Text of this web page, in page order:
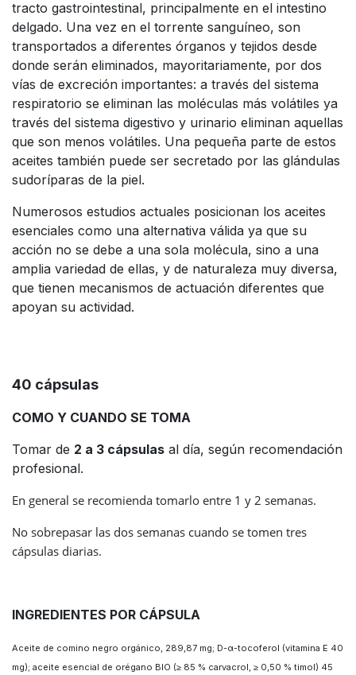
tracto gastrointestinal, principalmente en el intestino
delgado. Una vez en el torrente sanguíneo, son
transportados a diferentes órganos y tejidos desde
donde serán eliminados, mayoritariamente, por dos
vías de excreción importantes: a través del sistema
respiratorio se eliminan las moléculas más volátiles ya
través del sistema digestivo y urinario eliminan aquellas
que son menos volátiles. Una pequeña parte de estos
aceites también puede ser secretado por las glándulas
sudoríparas de la piel.
Numerosos estudios actuales posicionan los aceites
esenciales como una alternativa válida ya que su
acción no se debe a una sola molécula, sino a una
amplia variedad de ellas, y de naturaleza muy diversa,
que tienen mecanismos de actuación diferentes que
apoyan su actividad.
40 cápsulas
COMO Y CUANDO SE TOMA
Tomar de 2 a 3 cápsulas al día, según recomendación
profesional.
En general se recomienda tomarlo entre 1 y 2 semanas.
No sobrepasar las dos semanas cuando se tomen tres
cápsulas diarias.
INGREDIENTES POR CÁPSULA
Aceite de comino negro orgánico, 289,87 mg; D-α-tocoferol (vitamina E 40
mg); aceite esencial de orégano BIO (≥ 85 % carvacrol, ≥ 0,50 % timol) 45